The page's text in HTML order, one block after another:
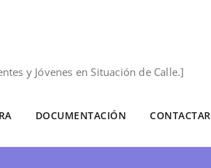
y Jóvenes en Situación de Calle.]
DOCUMENTACIÓN CONTACTAR